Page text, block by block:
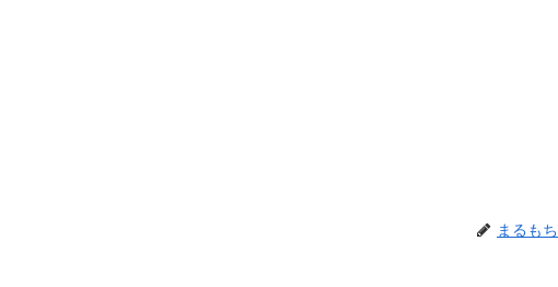
まるもち